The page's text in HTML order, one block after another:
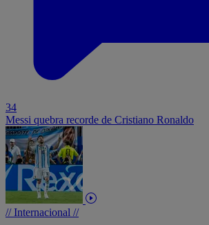
34
Messi quebra recorde de Cristiano Ronaldo
// Internacional //